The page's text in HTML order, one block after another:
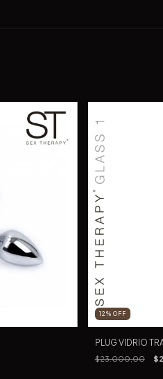
12 % OFF
PLUG VIDRIO
$23.000,00